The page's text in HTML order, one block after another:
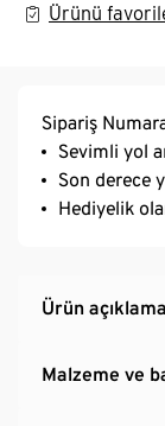
Ürünü
Sipariş
Sevimli yol
Son derece
Hediyelik
Ürün
Malzeme ve